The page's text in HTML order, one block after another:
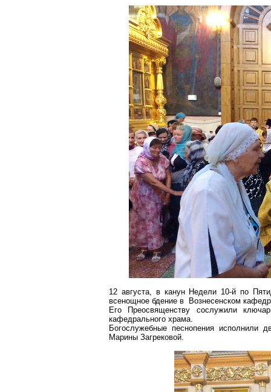
12 августа, в канун Недели 10-й по
всенощное бдение в Вознесенском
Его Преосвященству сослужили
кафедрального храма.
Богослужебные песнопения исполнили
Марины Загрековой.